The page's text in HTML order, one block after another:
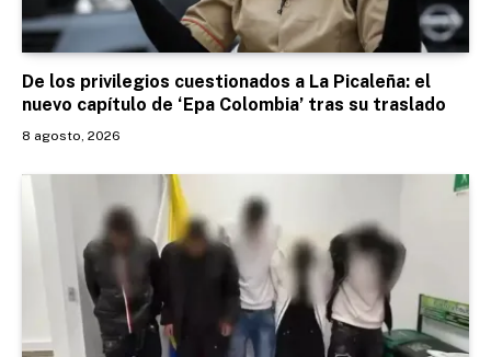
De los privilegios cuestionados a La Picaleña: el
nuevo capítulo de ‘Epa Colombia’ tras su traslado
8 agosto, 2026